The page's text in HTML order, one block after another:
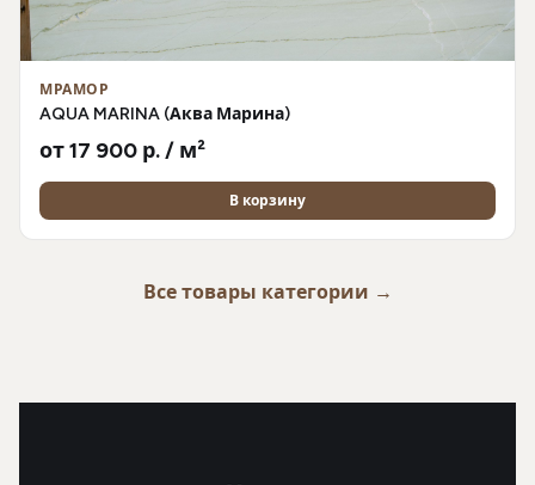
МРАМОР
AQUA MARINA (Аква Марина)
от 17 900 р. / м²
В корзину
Все товары категории →